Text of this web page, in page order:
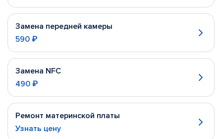
Замена передней камеры
590 ₽
Замена NFC
490 ₽
Ремонт материнской платы
Узнать цену